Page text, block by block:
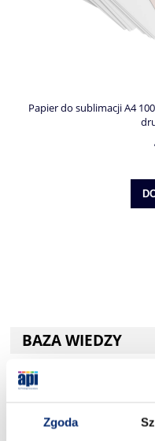
Zgoda
Papier do sublimacji A4
BAZA WIEDZY